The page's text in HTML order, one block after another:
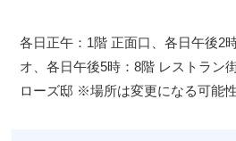
各日正午：1階 正面口、各日午後2
オ、各日午後5時：8階 レストラン
ローズ邸 ※場所は変更になる可能